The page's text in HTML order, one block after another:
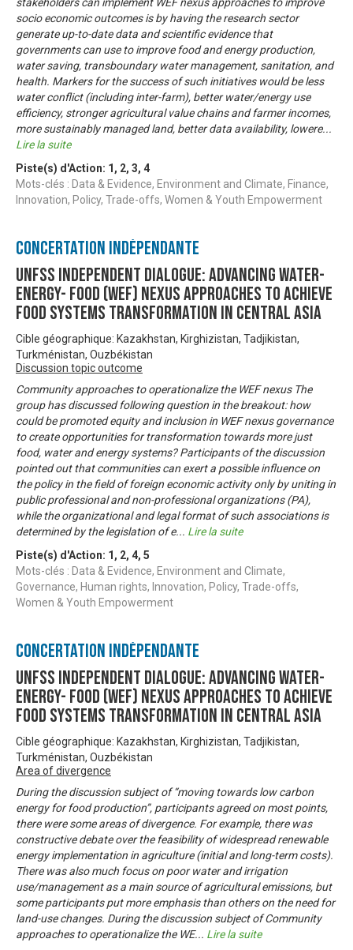
socio economic outcomes is by having the research sector
generate up-to-date data and scientific evidence that
governments can use to improve food and energy production,
water saving, transboundary water management, sanitation, and
health. Markers for the success of such initiatives would be less
water conflict (including inter-farm), better water/energy use
efficiency, stronger agricultural value chains and farmer incomes,
more sustainably managed land, better data availability, lowere...
Lire la suite
Piste(s) d'Action: 1 , 2, 3, 4
Mots-clés : Data & Evidence, Environment and Climate, Finance,
Innovation, Policy, Trade-offs, Women & Youth Empowerment
Concertation Indépendante
UNFSS Independent Dialogue: Advancing Water-
Energy- Food (WEF) Nexus approaches to achieve
food systems transformation in Central Asia
Cible géographique: Kazakhstan, Kirghizistan, Tadjikistan,
Turkménistan, Ouzbékistan
Discussion topic outcome
Community approaches to operationalize the WEF nexus The
group has discussed following question in the breakout: how
could be promoted equity and inclusion in WEF nexus governance
to create opportunities for transformation towards more just
food, water and energy systems? Participants of the discussion
pointed out that communities can exert a possible influence on
the policy in the field of foreign economic activity only by uniting in
public professional and non-professional organizations (PA),
while the organizational and legal format of such associations is
determined by the legislation of e... Lire la suite
Piste(s) d'Action: 1 , 2, 4, 5
Mots-clés : Data & Evidence, Environment and Climate,
Governance, Human rights, Innovation, Policy, Trade-offs,
Women & Youth Empowerment
Concertation Indépendante
UNFSS Independent Dialogue: Advancing Water-
Energy- Food (WEF) Nexus approaches to achieve
food systems transformation in Central Asia
Cible géographique: Kazakhstan, Kirghizistan, Tadjikistan,
Turkménistan, Ouzbékistan
Area of divergence
During the discussion subject of “moving towards low carbon
energy for food production”, participants agreed on most points,
there were some areas of divergence. For example, there was
constructive debate over the feasibility of widespread renewable
energy implementation in agriculture (initial and long-term costs).
There was also much focus on poor water and irrigation
use/management as a main source of agricultural emissions, but
some participants put more emphasis than others on the need for
land-use changes. During the discussion subject of Community
approaches to operationalize the WE... Lire la suite